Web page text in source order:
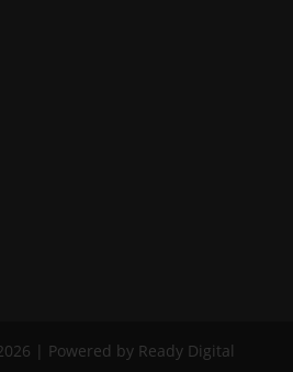
| Powered by Ready Digital